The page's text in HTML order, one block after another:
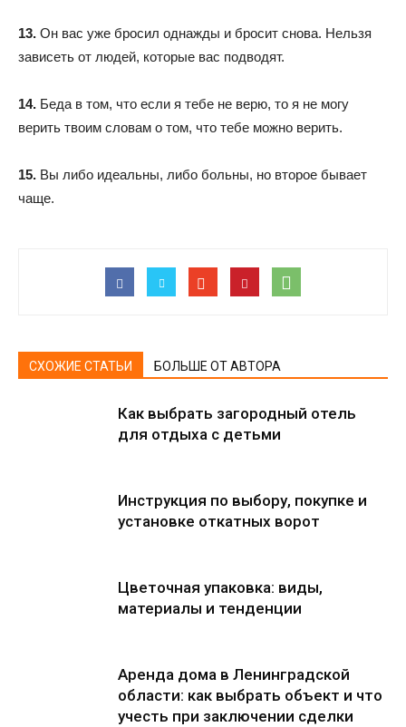
13. Он вас уже бросил однажды и бросит снова. Нельзя
зависеть от людей, которые вас подводят.
14. Беда в том, что если я тебе не верю, то я не могу
верить твоим словам о том, что тебе можно верить.
15. Вы либо идеальны, либо больны, но второе бывает
чаще.
СХОЖИЕ СТАТЬИ БОЛЬШЕ ОТ АВТОРА
Как выбрать загородный отель
для отдыха с детьми
Инструкция по выбору, покупке и
установке откатных ворот
Цветочная упаковка: виды,
материалы и тенденции
Аренда дома в Ленинградской
области: как выбрать объект и что
учесть при заключении сделки